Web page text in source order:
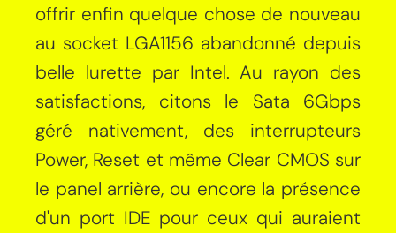
offrir enfin quelque chose de nouveau
au socket LGA1156 abandonné depuis
belle lurette par Intel. Au rayon des
satisfactions, citons le Sata 6Gbps
géré nativement, des interrupteurs
Power, Reset et même Clear CMOS sur
le panel arrière, ou encore la présence
d'un port IDE pour ceux qui auraient